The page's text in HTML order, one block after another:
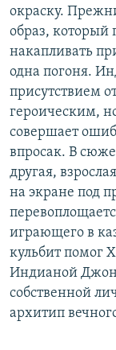
окраску.
образ, который
накапливать
одна погоня.
присутствием
героическим,
совершает
впросак. В
другая,
на экране под
играющего в
кульбит помог
Индианой
собственной
архитип